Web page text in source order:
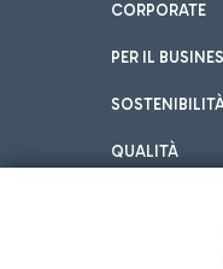
CORPORATE
PER IL
QUALITÀ